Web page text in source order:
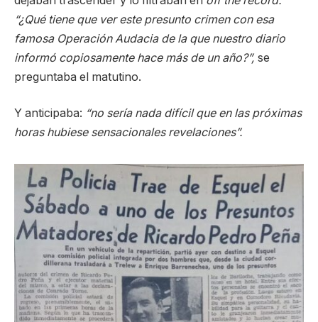
“¿Qué tiene que ver este presunto crimen con esa
famosa Operación Audacia de la que nuestro diario
informó copiosamente hace más de un año?”, se
preguntaba el matutino.
Y anticipaba: “no sería nada difícil que en las próximas
horas hubiese sensacionales revelaciones”.